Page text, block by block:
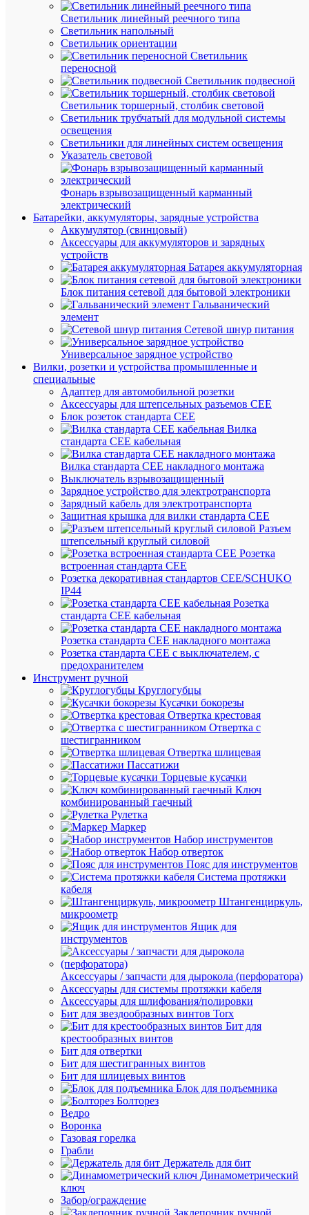
Светильник линейный реечного типа
Светильник напольный
Светильник ориентации
Светильник
переносной
Светильник подвесной
Светильник торшерный, столбик световой
Светильник трубчатый для модульной системы
освещения
Светильники для линейных систем освещения
Указатель световой
Фонарь взрывозащищенный карманный
электрический
Батарейки, аккумуляторы, зарядные устройства
Аккумулятор (свинцовый)
Аксессуары для аккумуляторов и зарядных
устройств
Батарея аккумуляторная
Блок питания сетевой для бытовой электроники
Гальванический
элемент
Сетевой шнур питания
Универсальное зарядное устройство
Вилки, розетки и устройства промышленные и
специальные
Адаптер для автомобильной розетки
Аксессуары для штепсельных разъемов CEE
Блок розеток стандарта CEE
Вилка
стандарта CEE кабельная
Вилка стандарта CEE накладного монтажа
Выключатель взрывозащищенный
Зарядное устройство для электротранспорта
Зарядный кабель для электротранспорта
Защитная крышка для вилки стандарта CEE
Разъем
штепсельный круглый силовой
Розетка
встроенная стандарта CEE
Розетка декоративная стандартов CEE/SCHUKO
IP44
Розетка
стандарта СЕЕ кабельная
Розетка стандарта СЕЕ накладного монтажа
Розетка стандарта СЕЕ с выключателем, с
предохранителем
Инструмент ручной
Круглогубцы
Кусачки бокорезы
Отвертка крестовая
Отвертка с
шестигранником
Отвертка шлицевая
Пассатижи
Торцевые кусачки
Ключ
комбинированный гаечный
Рулетка
Маркер
Набор инструментов
Набор отверток
Пояс для инструментов
Система протяжки
кабеля
Штангенциркуль,
микроометр
Ящик для
инструментов
Аксессуары / запчасти для дырокола (перфоратора)
Аксессуары для системы протяжки кабеля
Аксессуары для шлифования/полировки
Бит для звездообразных винтов Torx
Бит для
крестообразных винтов
Бит для отвертки
Бит для шестигранных винтов
Бит для шлицевых винтов
Блок для подъемника
Болторез
Ведро
Воронка
Газовая горелка
Грабли
Держатель для бит
Динамометрический
ключ
Забор/ограждение
Заклепочник ручной
В
К
Быстрый
S
TUR-
В
наличии
шт.)
D-
6-
Бренд
DKC
Цена: